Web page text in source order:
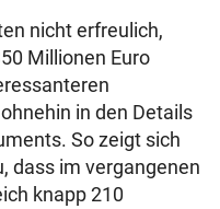
nicht erfreulich,
Millionen Euro
in den Details
So zeigt sich
dass im vergangenen
knapp 210